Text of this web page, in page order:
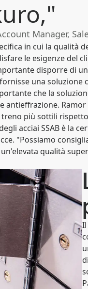
Manager,
in cui la qualità
le esigenze del
disporre di
una
che la
antieffrazione.
più sottili
acciai SSAB è la
"Possiamo
qualità